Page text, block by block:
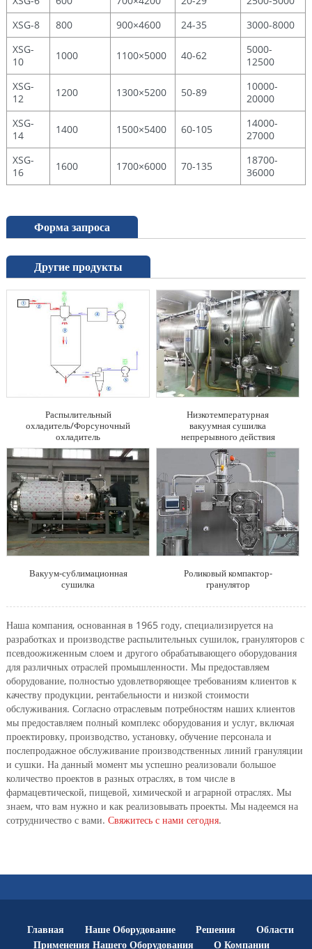
XSG-8
800 900×4600 24-35
3000-8000
XSG-
10
1000 1100×5000 40-62
5000-
12500
XSG-
12
1200 1300×5200 50-89
10000-
20000
XSG-
14
1400 1500×5400 60-105
14000-
27000
XSG-
16
1600 1700×6000 70-135
18700-
36000
Форма запроса
Другие продукты
Распылительный
охладитель/Форсуночный
охладитель
Низкотемпературная
вакуумная сушилка
непрерывного действия
Вакуум-сублимационная
сушилка
Роликовый компактор-
гранулятор
Наша компания, основанная в 1965 году, специализируется на
разработках и производстве распылительных сушилок, грануляторов с
псевдоожиженным слоем и другого обрабатывающего оборудования
для различных отраслей промышленности. Мы предоставляем
оборудование, полностью удовлетворяющее требованиям клиентов к
качеству продукции, рентабельности и низкой стоимости
обслуживания. Согласно отраслевым потребностям наших клиентов
мы предоставляем полный комплекс оборудования и услуг, включая
проектировку, производство, установку, обучение персонала и
послепродажное обслуживание производственных линий грануляции
и сушки. На данный момент мы успешно реализовали большое
количество проектов в разных отраслях, в том числе в
фармацевтической, пищевой, химической и аграрной отраслях. Мы
знаем, что вам нужно и как реализовывать проекты. Мы надеемся на
сотрудничество с вами. Свяжитесь с нами сегодня.
Главная Наше Оборудование Решения
Области
Применения Нашего Оборудования
О Компании